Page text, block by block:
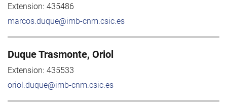
Extension: 435486
marcos.duque@imb-cnm.csic.es
Duque Trasmonte, Oriol
Extension: 435533
oriol.duque@imb-cnm.csic.es